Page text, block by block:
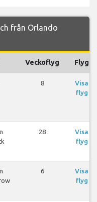
från Orlando
Veckoflyg Flyg
8
Visa
flyg
28
Visa
flyg
6
Visa
flyg